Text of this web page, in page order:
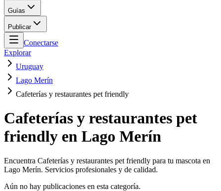
Guías
Publicar
Conectarse
Explorar
Uruguay
Lago Merín
Cafeterías y restaurantes pet friendly
Cafeterías y restaurantes pet
friendly en Lago Merín
Encuentra Cafeterías y restaurantes pet friendly para tu mascota en
Lago Merín. Servicios profesionales y de calidad.
Aún no hay publicaciones en esta categoría.